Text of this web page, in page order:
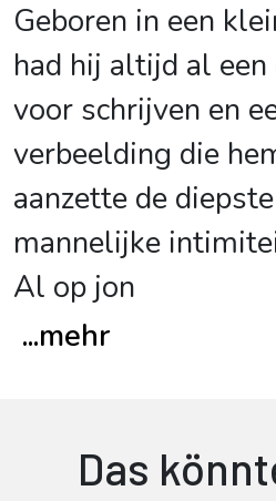
Geboren in een
had hij altijd al
voor schrijven en
verbeelding die
aanzette de
mannelijke
Al op jon
...mehr
Das